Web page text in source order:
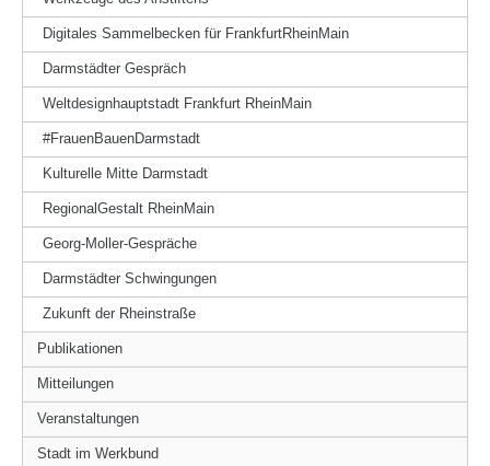
Digitales Sammelbecken für FrankfurtRheinMain
Darmstädter Gespräch
Weltdesignhauptstadt Frankfurt RheinMain
#FrauenBauenDarmstadt
Kulturelle Mitte Darmstadt
RegionalGestalt RheinMain
Georg-Moller-Gespräche
Darmstädter Schwingungen
Zukunft der Rheinstraße
Publikationen
Mitteilungen
Veranstaltungen
Stadt im Werkbund